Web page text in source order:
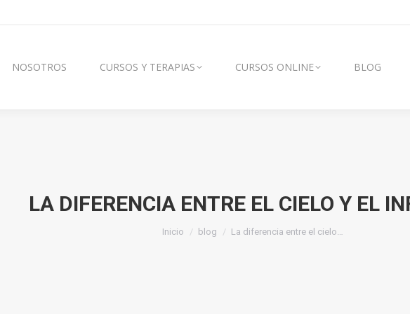
NOSOTROS CURSOS Y TERAPIAS CURSOS ONLINE BLOG
LA DIFERENCIA ENTRE EL CIELO Y EL
Estás aquí:
Inicio blog La diferencia entre el cielo…
CURSOS Y TERAPIAS CURSOS ONLINE BLOG VÍDEOS